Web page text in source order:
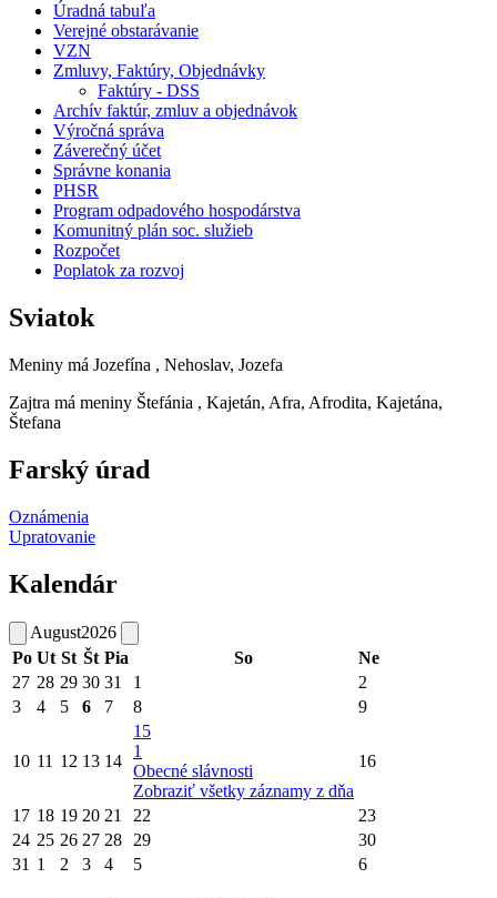
Úradná tabuľa
Verejné obstarávanie
VZN
Zmluvy, Faktúry, Objednávky
Faktúry - DSS
Archív faktúr, zmluv a objednávok
Výročná správa
Záverečný účet
Správne konania
PHSR
Program odpadového hospodárstva
Komunitný plán soc. služieb
Rozpočet
Poplatok za rozvoj
Sviatok
Meniny má Jozefína , Nehoslav, Jozefa
Zajtra má meniny Štefánia , Kajetán, Afra, Afrodita, Kajetána,
Štefana
Farský úrad
Oznámenia
Upratovanie
Kalendár
August2026
Po Ut St Št Pia So
Ne
27 28 29 30 31 1
2
3
4 5 6 7 8 9
10 11 12 13 14
15
1
Obecné slávnosti
Zobraziť všetky záznamy z dňa
16
17 18 19 20 21 22
23
24 25 26 27 28 29
30
31 1 2 3 4 5 6